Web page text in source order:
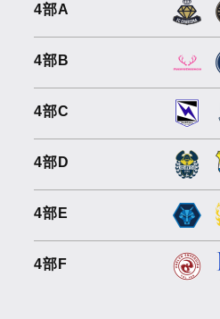
4部A
4部B
4部C
4部D
4部E
4部F